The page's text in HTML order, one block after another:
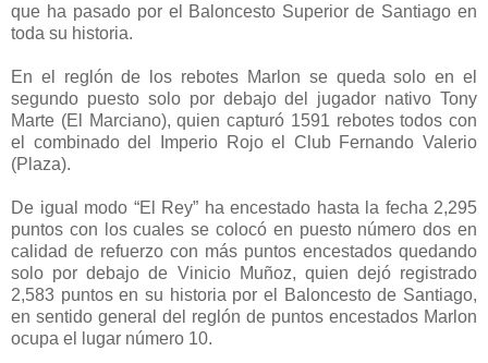
que ha pasado por el Baloncesto Superior de Santiago en
toda su historia.
En el reglón de los rebotes Marlon se queda solo en el
segundo puesto solo por debajo del jugador nativo Tony
Marte (El Marciano), quien capturó 1591 rebotes todos con
el combinado del Imperio Rojo el Club Fernando Valerio
(Plaza).
De igual modo “El Rey” ha encestado hasta la fecha 2,295
puntos con los cuales se colocó en puesto número dos en
calidad de refuerzo con más puntos encestados quedando
solo por debajo de Vinicio Muñoz, quien dejó registrado
2,583 puntos en su historia por el Baloncesto de Santiago,
en sentido general del reglón de puntos encestados Marlon
ocupa el lugar número 10.